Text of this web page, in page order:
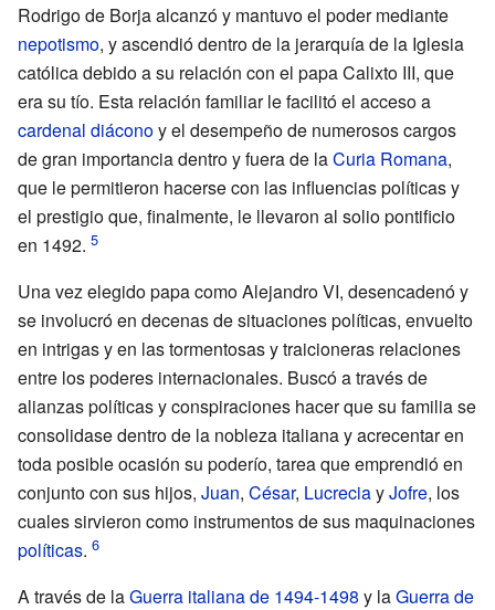
Rodrigo de Borja alcanzó y mantuvo el poder mediante
nepotismo, y ascendió dentro de la jerarquía de la Iglesia
católica debido a su relación con el papa Calixto III, que
era su tío. Esta relación familiar le facilitó el acceso a
cardenal diáconoy el desempeño de numerosos cargos
de gran importancia dentro y fuera de laCuria Romana,
que le permitieron hacerse con las influencias políticas y
el prestigio que, finalmente, le llevaron al solio pontificio
en 1492.
Una vez elegido papa como Alejandro VI, desencadenó y
se involucró en decenas de situaciones políticas, envuelto
en intrigas y en las tormentosas y traicioneras relaciones
entre los poderes internacionales. Buscó a través de
alianzas políticas y conspiraciones hacer que su familia se
consolidase dentro de la nobleza italiana y acrecentar en
toda posible ocasión su poderío, tarea que emprendió en
conjunto con sus hijos, Juan, César, LucreciayJofre, los
cuales sirvieron como instrumentos de sus maquinaciones
políticas.
A través de laGuerra italiana de 1494-1498 y laGuerra de